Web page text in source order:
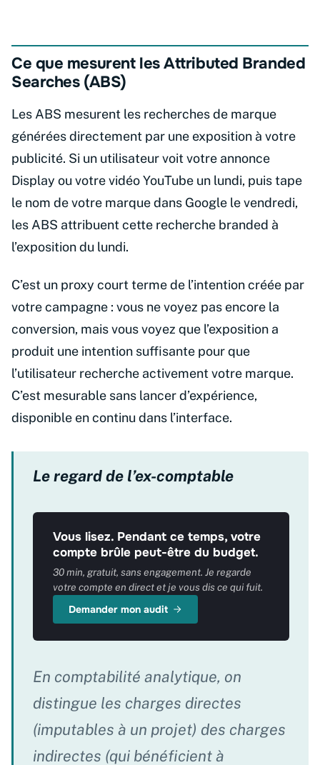
Ce que mesurent les Attributed Branded
Searches (ABS)
Les ABS mesurent les recherches de marque
générées directement par une exposition à votre
publicité. Si un utilisateur voit votre annonce
Display ou votre vidéo YouTube un lundi, puis tape
le nom de votre marque dans Google le vendredi,
les ABS attribuent cette recherche branded à
l’exposition du lundi.
C’est un proxy court terme de l’intention créée par
votre campagne : vous ne voyez pas encore la
conversion, mais vous voyez que l’exposition a
produit une intention suffisante pour que
l’utilisateur recherche activement votre marque.
C’est mesurable sans lancer d’expérience,
disponible en continu dans l’interface.
Le regard de l’ex-comptable
Vous lisez. Pendant ce temps, votre
compte brûle peut-être du budget.
30 min, gratuit, sans engagement. Je regarde
votre compte en direct et je vous dis ce qui fuit.
Demander mon audit
En comptabilité analytique, on
distingue les charges directes
(imputables à un projet) des charges
indirectes (qui bénéficient à